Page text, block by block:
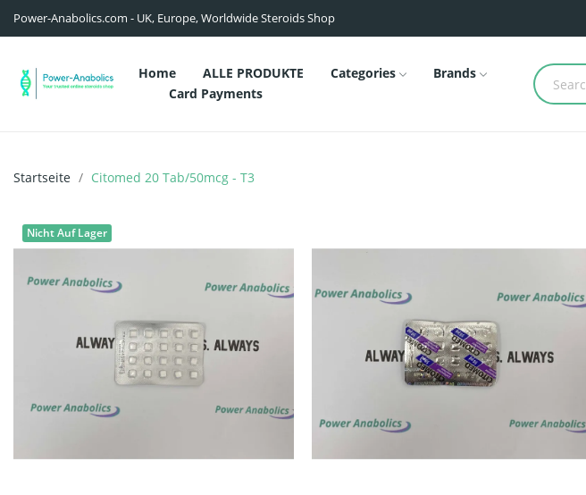
Power-Anabolics.com - UK, Europe, Worldwide Steroids Shop
Home ALLE PRODUKTE Categories
Brands
Card Payments
Startseite Citomed 20 Tab/50mcg - T3
Nicht Auf Lager